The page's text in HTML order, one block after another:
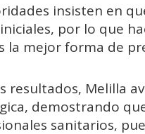
insisten en
por lo que
la mejor forma de
resultados, Melilla
demostrando
sanitarios,